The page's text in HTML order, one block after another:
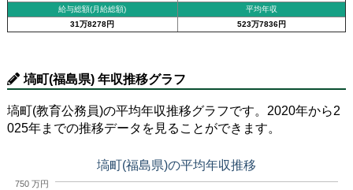
給与総額(月給総額)
平均年収
31万8278円
523万7836円
塙町(福島県) 年収推移グラフ
塙町(教育公務員)の平均年収推移グラフです。2020年から2
025年までの推移データを見ることができます。
塙町(福島県)の平均年収推移
750 万円